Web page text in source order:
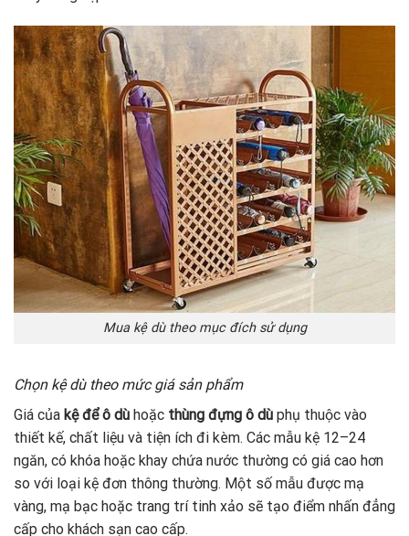
Mua kệ dù theo mục đích sử dụng
Chọn kệ dù theo mức giá sản phẩm
Giá của kệ để ô dù hoặc thùng đựng ô dù phụ thuộc vào
thiết kế, chất liệu và tiện ích đi kèm. Các mẫu kệ 12–24
ngăn, có khóa hoặc khay chứa nước thường có giá cao hơn
so với loại kệ đơn thông thường. Một số mẫu được mạ
vàng, mạ bạc hoặc trang trí tinh xảo sẽ tạo điểm nhấn đẳng
cấp cho khách sạn cao cấp.